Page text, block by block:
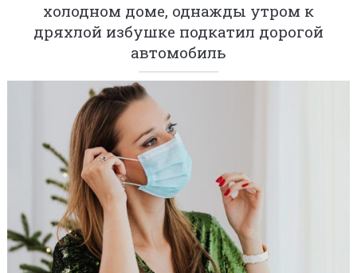
холодном доме, однажды утром к
дряхлой избушке подкатил дорогой
автомобиль